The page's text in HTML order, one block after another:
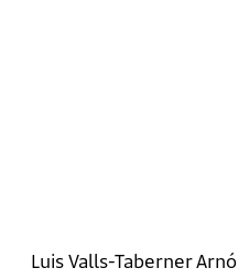
Luis Valls-Taberner Arnó